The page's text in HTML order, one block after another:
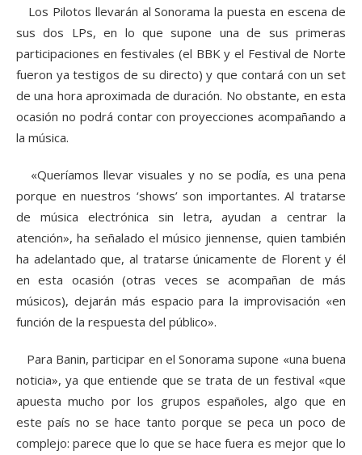
Los Pilotos llevarán al Sonorama la puesta en escena de
sus dos LPs, en lo que supone una de sus primeras
participaciones en festivales (el BBK y el Festival de Norte
fueron ya testigos de su directo) y que contará con un set
de una hora aproximada de duración. No obstante, en esta
ocasión no podrá contar con proyecciones acompañando a
la música.
«Queríamos llevar visuales y no se podía, es una pena
porque en nuestros ‘shows’ son importantes. Al tratarse
de música electrónica sin letra, ayudan a centrar la
atención», ha señalado el músico jiennense, quien también
ha adelantado que, al tratarse únicamente de Florent y él
en esta ocasión (otras veces se acompañan de más
músicos), dejarán más espacio para la improvisación «en
función de la respuesta del público».
Para Banin, participar en el Sonorama supone «una buena
noticia», ya que entiende que se trata de un festival «que
apuesta mucho por los grupos españoles, algo que en
este país no se hace tanto porque se peca un poco de
complejo: parece que lo que se hace fuera es mejor que lo